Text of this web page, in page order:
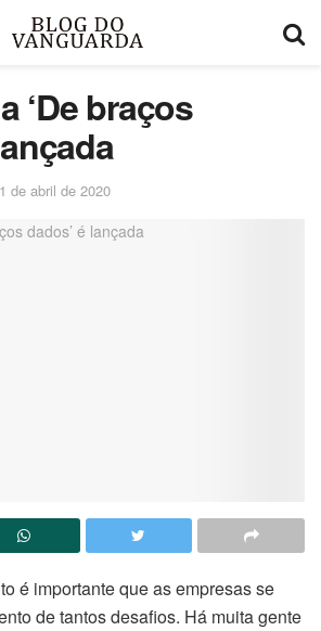
‘De braços
de abril de 2020
é importante que as empresas se
de tantos desafios. Há muita gente